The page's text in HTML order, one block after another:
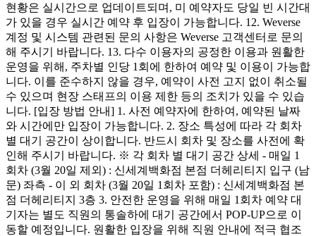
현황은 실시간으로 업데이트되며, 미 예약자도 당일 빈 시간대
가 있을 경우 실시간 예약 후 입장이 가능합니다. 12. Weverse
계정 및 시스템 관련된 문의 사항은 Weverse 고객센터로 문의
해 주시기 바랍니다. 13. 다수 이용자의 공정한 이용과 원활한
운영을 위해, 주차별 인당 1회에 한하여 예약 및 이용이 가능합
니다. 이를 준수하지 않을 경우, 예약이 사전 고지 없이 취소될
수 있으며 현장 스태프의 이용 제한 등의 조치가 있을 수 있습
니다. [입장 방법 안내] 1. 사전 예약자에 한하여, 예약된 날짜
와 시간에만 입장이 가능합니다. 2. 장소 특성에 따라 각 회차
별 대기 공간이 상이합니다. 반드시 회차 및 장소를 사전에 확
인해 주시기 바랍니다. ※ 각 회차 별 대기 공간 상세 - 매일 1
회차 (3월 20일 제외) : 신세계백화점 본점 더헤리티지 입구 (남
문) 좌측 - 이 외 회차 (3월 20일 1회차 포함) : 신세계백화점 본
점 더헤리티지 3층 3. 안전한 운영을 위해 매일 1회차 예약 대
기자는 별도 직원의 통솔하에 대기 공간에서 POP-UP으로 이
동할 예정입니다. 원활한 입장을 위해 직원 안내에 적극 협조